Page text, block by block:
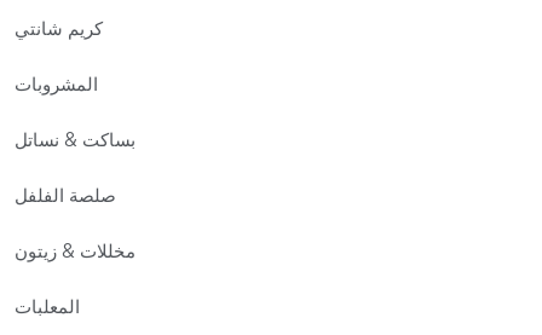
كريم شانتي
المشروبات
بساكت & نساتل
صلصة الفلفل
مخللات & زيتون
المعلبات